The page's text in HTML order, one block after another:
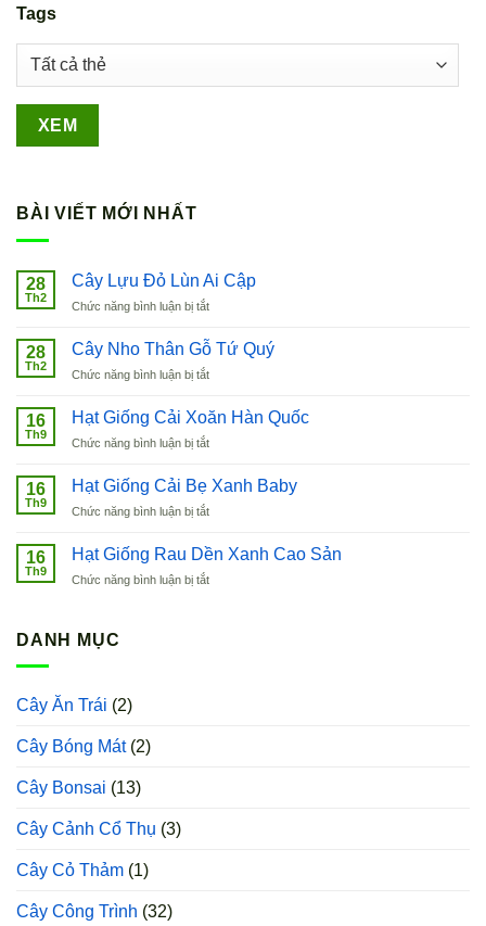
Tags
BÀI VIẾT MỚI NHẤT
28
Th2
Cây Lựu Đỏ Lùn Ai Cập
Chức năng bình luận bị tắtở
Lựu
Lùn
Cập
28
Th2
Cây Nho Thân Gỗ Tứ Quý
Chức năng bình luận bị tắtở
Nho
Gỗ
Quý
16
Th9
Hạt Giống Cải Xoăn Hàn Quốc
Chức năng bình luận bị tắtở
Giống
Xoăn
Quốc
16
Th9
Hạt Giống Cải Bẹ Xanh Baby
Chức năng bình luận bị tắtở
Giống
Bẹ
16
Th9
Hạt Giống Rau Dền Xanh Cao Sản
Chức năng bình luận bị tắtở
DANH MỤC
Cây Ăn Trái (2)
Cây Bóng Mát(2)
Cây Bonsai (13)
Cây Cảnh Cổ Thụ (3)
Cây Cỏ Thảm (1)
Cây Công Trình (32)